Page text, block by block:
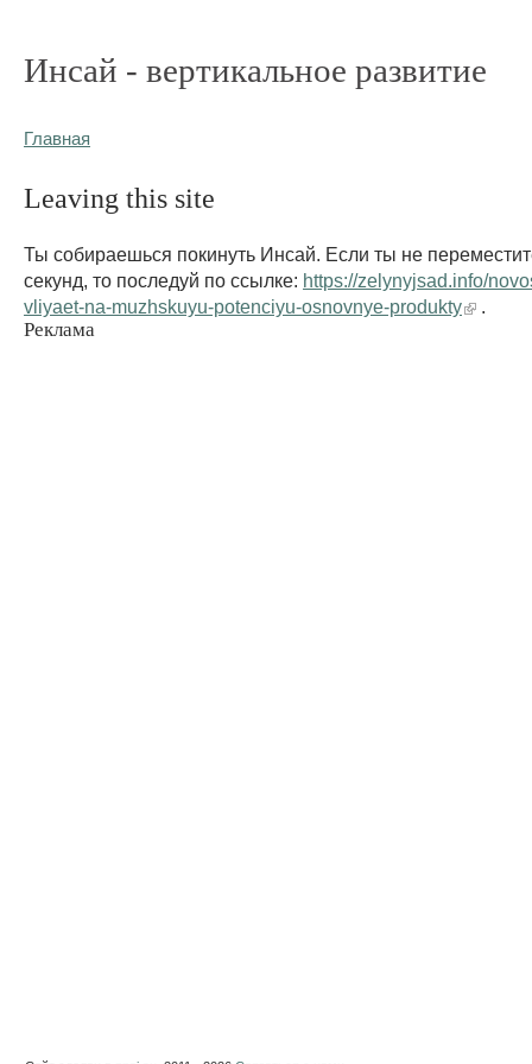
Инсай - вертикальное развитие
Главная
Leaving this site
Ты собираешься покинуть Инсай. Если ты не
секунд, то последуй по ссылке: https://zelynyjsad.info/
vliyaet-na-muzhskuyu-potenciyu-osnovnye-produkty
Реклама